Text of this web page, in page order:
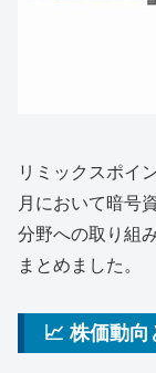
リミックスポイ
月において暗号
分野への取り組
まとめました。
📈 株価動